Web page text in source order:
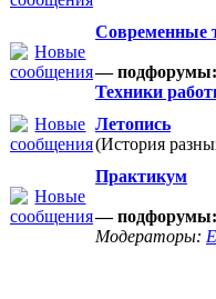
Современные
— подфорумы:
Техники
Летопись
(История
Практикум
— подфорумы:
Модераторы: